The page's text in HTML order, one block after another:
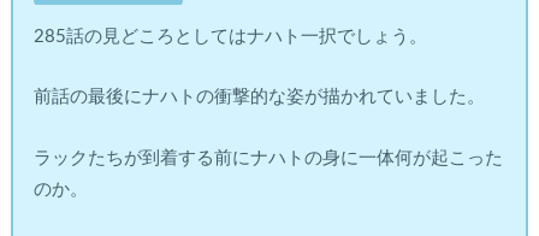
285話の見どころとしてはナハト一択でしょう。
前話の最後にナハトの衝撃的な姿が描かれていました。
ラックたちが到着する前にナハトの身に一体何が起こった
のか。